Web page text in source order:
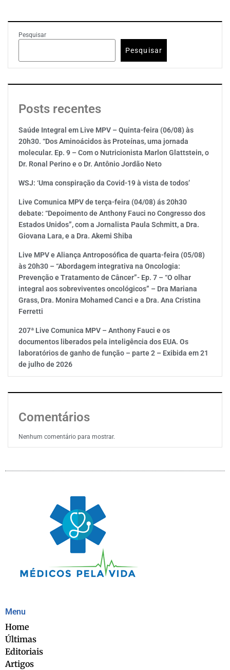
Pesquisar
Pesquisar
Posts recentes
Saúde Integral em Live MPV – Quinta-feira (06/08) às
20h30. “Dos Aminoácidos às Proteínas, uma jornada
molecular. Ep. 9 – Com o Nutricionista Marlon Glattstein, o
Dr. Ronal Perino e o Dr. Antônio Jordão Neto
WSJ: ‘Uma conspiração da Covid-19 à vista de todos’
Live Comunica MPV de terça-feira (04/08) ás 20h30
debate: “Depoimento de Anthony Fauci no Congresso dos
Estados Unidos”, com a Jornalista Paula Schmitt, a Dra.
Giovana Lara, e a Dra. Akemi Shiba
Live MPV e Aliança Antroposófica de quarta-feira (05/08)
às 20h30 – “Abordagem integrativa na Oncologia:
Prevenção e Tratamento de Câncer”- Ep. 7 – “O olhar
integral aos sobreviventes oncológicos” – Dra Mariana
Grass, Dra. Monira Mohamed Canci e a Dra. Ana Cristina
Ferretti
207ª Live Comunica MPV – Anthony Fauci e os
documentos liberados pela inteligência dos EUA. Os
laboratórios de ganho de função – parte 2 – Exibida em 21
de julho de 2026
Comentários
Nenhum comentário para mostrar.
Menu
Home
Últimas
Editoriais
Artigos